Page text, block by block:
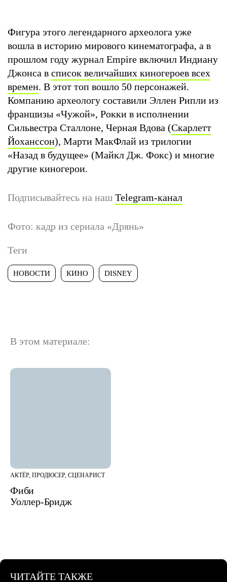
Фигура этого легендарного археолога уже
вошла в историю мирового кинематографа, а в
прошлом году журнал Empire включил Индиану
Джонса в список величайших киногероев всех
времен. В этот топ вошло 50 персонажей.
Компанию археологу составили Эллен Рипли из
франшизы «Чужой», Рокки в исполнении
Сильвестра Сталлоне, Черная Вдова (Скарлетт
Йоханссон), Марти МакФлай из трилогии
«Назад в будущее» (Майкл Дж. Фокс) и многие
другие киногерои.
Подписывайтесь на наш Telegram-канал
Фото: кадр из сериала «Дрянь»
Теги
НОВОСТИ КИНО DISNEY
В этом материале:
АКТЁР, ПРОДЮСЕР, СЦЕНАРИСТ
Фиби
Уоллер-Бридж
ЧИТАЙТЕ ТАКЖЕ